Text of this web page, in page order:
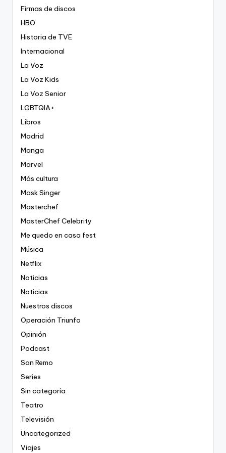
Firmas de discos
HBO
Historia de TVE
Internacional
La Voz
La Voz Kids
La Voz Senior
LGBTQIA+
Libros
Madrid
Manga
Marvel
Más cultura
Mask Singer
Masterchef
MasterChef Celebrity
Me quedo en casa fest
Música
Netflix
Noticias
Noticias
Nuestros discos
Operación Triunfo
Opinión
Podcast
San Remo
Series
Sin categoría
Teatro
Televisión
Uncategorized
Viajes